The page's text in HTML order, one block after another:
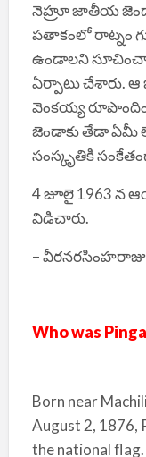
నెహ్రూ జాతీయ జెండా
పతాకంలో రాట్నం
ఉండాలని
ఏర్పాటు చేశారు. ఆ
వెంకయ్య
జెండాకు తేడా ఏమీ
సంస్కృతికి
4 జూలై 1963
విడిచారు.
–
Who was
Born near
August 2, 1876,
the national flag.